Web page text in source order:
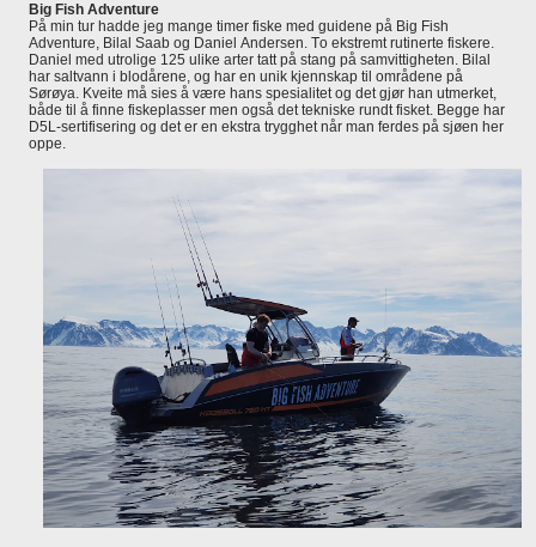
Big Fish Adventure
På min tur hadde jeg mange timer fiske med guidene på Big Fish
Adventure, Bilal Saab og Daniel Andersen. To ekstremt rutinerte fiskere.
Daniel med utrolige 125 ulike arter tatt på stang på samvittigheten. Bilal
har saltvann i blodårene, og har en unik kjennskap til områdene på
Sørøya. Kveite må sies å være hans spesialitet og det gjør han utmerket,
både til å finne fiskeplasser men også det tekniske rundt fisket. Begge har
D5L-sertifisering og det er en ekstra trygghet når man ferdes på sjøen her
oppe.